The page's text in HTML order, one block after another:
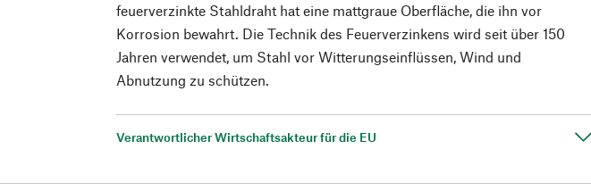
feuerverzinkte Stahldraht hat eine mattgraue Oberfläche, die ihn vor
Korrosion bewahrt. Die Technik des Feuerverzinkens wird seit über 150
Jahren verwendet, um Stahl vor Witterungseinflüssen, Wind und
Abnutzung zu schützen.
Verantwortlicher Wirtschaftsakteur für die EU